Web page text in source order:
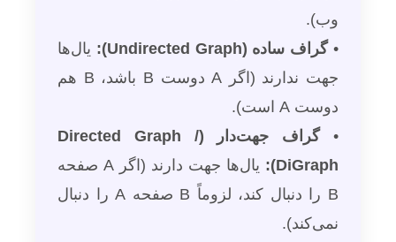
وب).
•گراف ساده (Undirected Graph):
یال‌ها
جهت ندارند (اگر A دوست B باشد، B هم
دوست A است).
•
گراف جهت‌دار (Directed Graph /
DiGraph):
یال‌ها جهت دارند (اگر A صفحه
B را دنبال کند، لزوماً B صفحه A را دنبال
نمی‌کند).